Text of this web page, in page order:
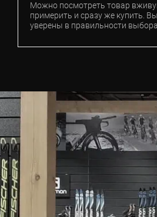
Можно посмотреть товар
примерить и сразу же купить.
уверены в правильности выбора